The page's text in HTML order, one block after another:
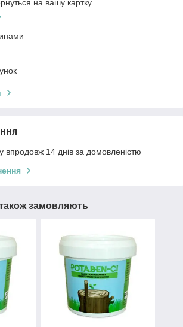
на вашу картку
впродовж 14 днів за домовленістю
замовляють